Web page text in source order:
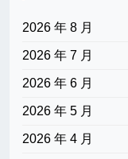
2026 年 8 月
2026 年 7 月
2026 年 6 月
2026 年 5 月
2026 年 4 月